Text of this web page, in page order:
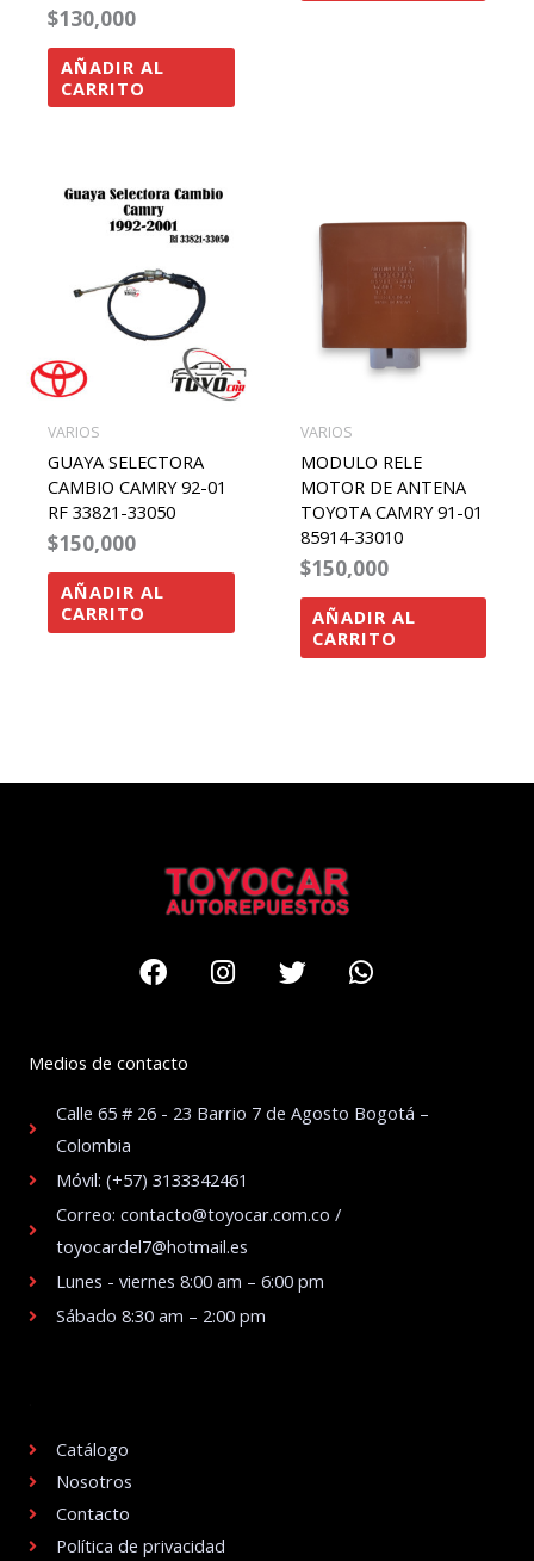
$130,000
AÑADIR AL
CARRITO
VARIOS
GUAYA SELECTORA
CAMBIO CAMRY 92-01
RF 33821-33050
$150,000
AÑADIR AL
CARRITO
VARIOS
MODULO RELE
MOTOR DE ANTENA
TOYOTA CAMRY 91-01
85914-33010
$150,000
AÑADIR AL
CARRITO
FacebookInstagram
TwitterWhatsapp
Medios de contacto
Calle 65 # 26 - 23 Barrio 7 de Agosto Bogotá –
Colombia
Móvil: (+57) 3133342461
Correo: contacto@toyocar.com.co /
toyocardel7@hotmail.es
Lunes - viernes 8:00 am – 6:00 pm
Sábado 8:30 am – 2:00 pm
Catálogo
Nosotros
Contacto
Política de privacidad